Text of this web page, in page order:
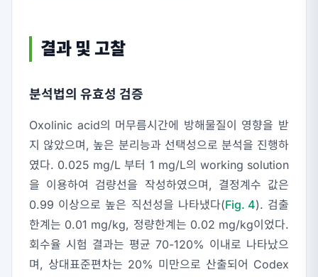
결과 및 고찰
분석법의 유효성 검증
Oxolinic acid의 머무름시간에 방해물질이 영향을 받
지 않았으며, 높은 분리능과 선택성으로 분석을 진행하
였다. 0.025 mg/L 부터 1 mg/L의 working solution
을 이용하여 검량선을 작성하였으며, 결정계수 값은
0.99 이상으로 높은 직선성을 나타냈다(Fig. 4). 검출
한계는 0.01 mg/kg, 정량한계는 0.02 mg/kg이었다.
회수율 시험 결과는 평균 70-120% 이내로 나타났으
며, 상대표준편차는 20% 미만으로 산출되어 Codex